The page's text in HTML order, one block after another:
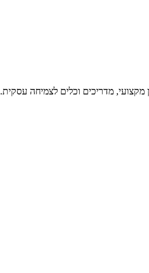
מדריכים וכלים לצמיחה עסקית.